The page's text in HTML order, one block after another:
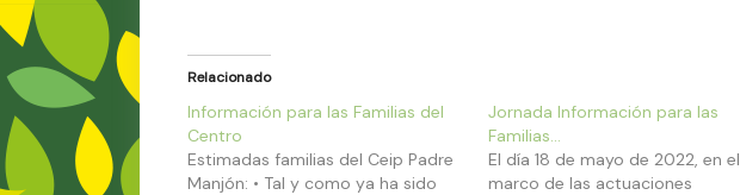
Relacionado
Información para las Familias del
Centro
Estimadas familias del Ceip Padre
Manjón: • Tal y como ya ha sido
Jornada Información para las
Familias…
El día 18 de mayo de 2022, en el
marco de las actuaciones